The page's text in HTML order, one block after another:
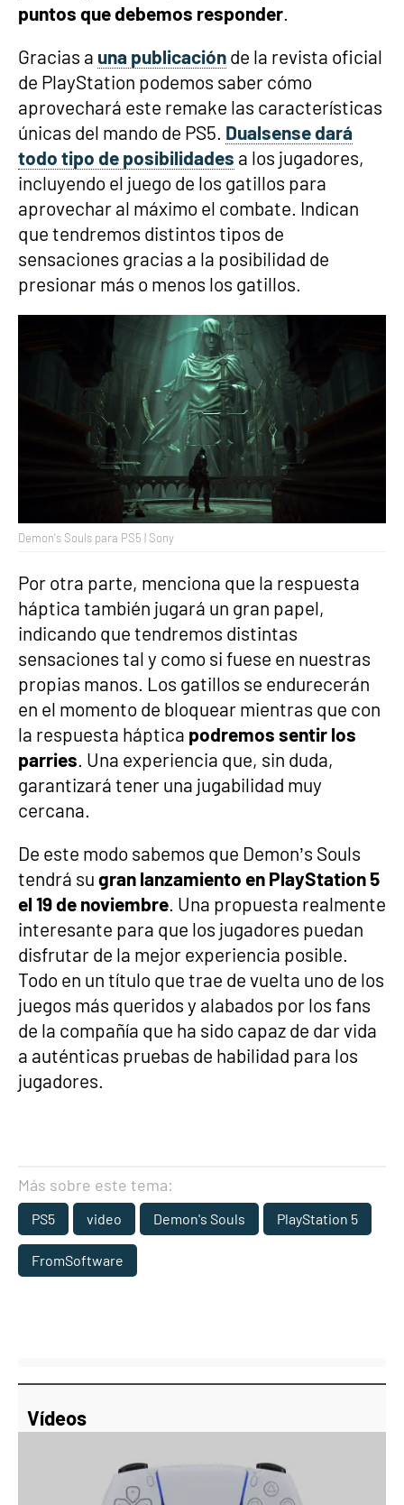
puntos que debemos responder.
Gracias a una publicación de la revista oficial
de PlayStation podemos saber cómo
aprovechará este remake las características
únicas del mando de PS5. Dualsense dará
todo tipo de posibilidades a los jugadores,
incluyendo el juego de los gatillos para
aprovechar al máximo el combate. Indican
que tendremos distintos tipos de
sensaciones gracias a la posibilidad de
presionar más o menos los gatillos.
Demon's Souls para PS5 | Sony
Por otra parte, menciona que la respuesta
háptica también jugará un gran papel,
indicando que tendremos distintas
sensaciones tal y como si fuese en nuestras
propias manos. Los gatillos se endurecerán
en el momento de bloquear mientras que con
la respuesta háptica podremos sentir los
parries. Una experiencia que, sin duda,
garantizará tener una jugabilidad muy
cercana.
De este modo sabemos que Demon’s Souls
tendrá su gran lanzamiento en PlayStation 5
el 19 de noviembre. Una propuesta realmente
interesante para que los jugadores puedan
disfrutar de la mejor experiencia posible.
Todo en un título que trae de vuelta uno de los
juegos más queridos y alabados por los fans
de la compañía que ha sido capaz de dar vida
a auténticas pruebas de habilidad para los
jugadores.
Más sobre este tema:
PS5 video Demon's Souls PlayStation 5
FromSoftware
Vídeos